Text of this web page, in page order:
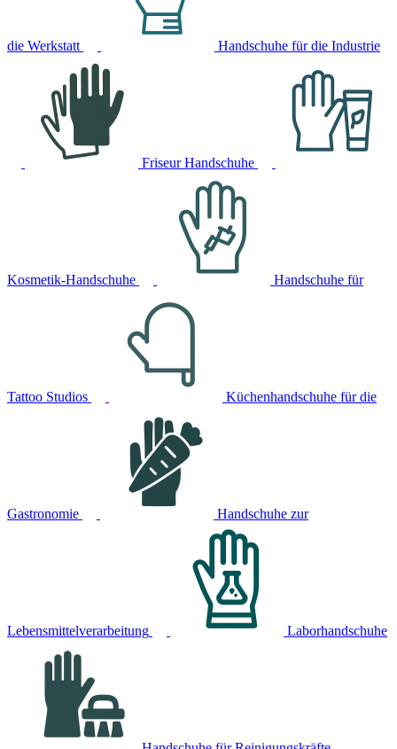
die Werkstatt Handschuhe für die Industrie
Friseur Handschuhe
Kosmetik-Handschuhe Handschuhe für
Tattoo Studios Küchenhandschuhe für die
Gastronomie Handschuhe zur
Lebensmittelverarbeitung Laborhandschuhe